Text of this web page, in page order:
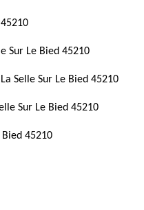
Sur Le Bied 45210
Selle Sur Le Bied 45210
Sur Le Bied 45210
Bied 45210